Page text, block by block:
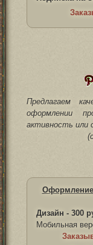
Предлагаем
оформлении
активность или
Оформление
Дизайн - 300
Мобильная